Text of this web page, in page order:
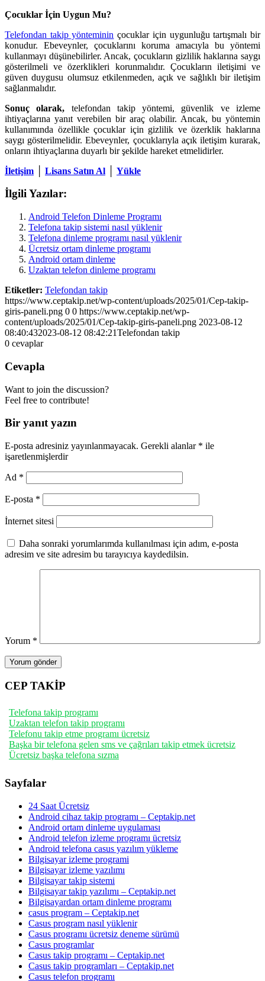
Çocuklar İçin Uygun Mu?
Telefondan takip yönteminin çocuklar için uygunluğu tartışmalı bir
konudur. Ebeveynler, çocuklarını koruma amacıyla bu yöntemi
kullanmayı düşünebilirler. Ancak, çocukların gizlilik haklarına saygı
gösterilmeli ve özerklikleri korunmalıdır. Çocukların iletişimi ve
güven duygusu olumsuz etkilenmeden, açık ve sağlıklı bir iletişim
sağlanmalıdır.
Sonuç olarak, telefondan takip yöntemi, güvenlik ve izleme
ihtiyaçlarına yanıt verebilen bir araç olabilir. Ancak, bu yöntemin
kullanımında özellikle çocuklar için gizlilik ve özerklik haklarına
saygı gösterilmelidir. Ebeveynler, çocuklarıyla açık iletişim kurarak,
onların ihtiyaçlarına duyarlı bir şekilde hareket etmelidirler.
İletişim
Lisans Satın Al Yükle
İlgili Yazılar:
Android Telefon Dinleme Programı
Telefona takip sistemi nasıl yüklenir
Telefona dinleme programı nasıl yüklenir
Ücretsiz ortam dinleme programı
Android ortam dinleme
Uzaktan telefon dinleme programı
Etiketler: Telefondan takip
https://www.ceptakip.net/wp-content/uploads/2025/01/Cep-takip-
giris-paneli.png 0 0 https://www.ceptakip.net/wp-
content/uploads/2025/01/Cep-takip-giris-paneli.png 2023-08-12
08:40:432023-08-12 08:42:21Telefondan takip
0 cevaplar
Cevapla
Want to join the discussion?
Feel free to contribute!
Bir yanıt yazın
E-posta adresiniz yayınlanmayacak. Gerekli alanlar * ile
işaretlenmişlerdir
Ad *
E-posta *
İnternet sitesi
Daha sonraki yorumlarımda kullanılması için adım, e-posta
adresim ve site adresim bu tarayıcıya kaydedilsin.
Yorum *
CEP TAKİP
Telefona takip programı
Uzaktan telefon takip programı
Telefonu takip etme programı ücretsiz
Başka bir telefona gelen sms ve çağrıları takip etmek ücretsiz
Ücretsiz başka telefona sızma
Sayfalar
24 Saat Ücretsiz
Android cihaz takip programı – Ceptakip.net
Android ortam dinleme uygulaması
Android telefon izleme programı ücretsiz
Android telefona casus yazılım yükleme
Bilgisayar izleme programi
Bilgisayar izleme yazılımı
Bilgisayar takip sistemi
Bilgisayar takip yazılımı – Ceptakip.net
Bilgisayardan ortam dinleme programı
casus program – Ceptakip.net
Casus program nasıl yüklenir
Casus programı ücretsiz deneme sürümü
Casus programlar
Casus takip programı – Ceptakip.net
Casus takip programları – Ceptakip.net
Casus telefon programı